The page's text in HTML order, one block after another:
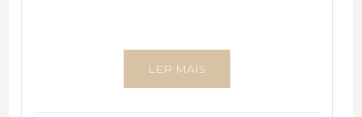
LER MAIS